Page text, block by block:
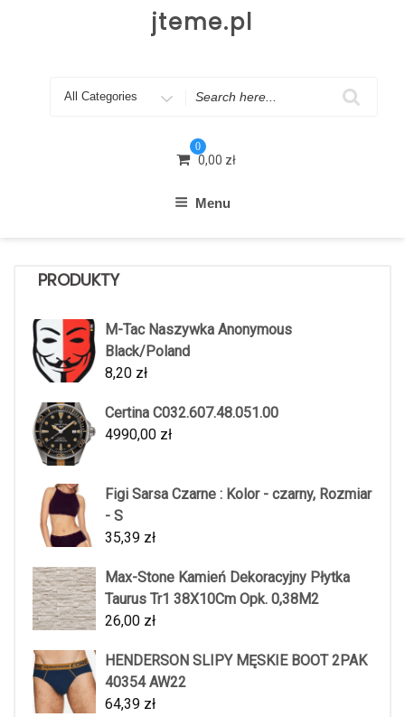
jteme.pl
Search
0
0,00 zł
Menu
PRODUKTY
M-Tac Naszywka Anonymous
Black/Poland
8,20 zł
Certina C032.607.48.051.00
4990,00 zł
Figi Sarsa Czarne : Kolor - czarny, Rozmiar
- S
35,39 zł
Max-Stone Kamień Dekoracyjny Płytka
Taurus Tr1 38X10Cm Opk. 0,38M2
26,00 zł
HENDERSON SLIPY MĘSKIE BOOT 2PAK
40354 AW22
64,39 zł